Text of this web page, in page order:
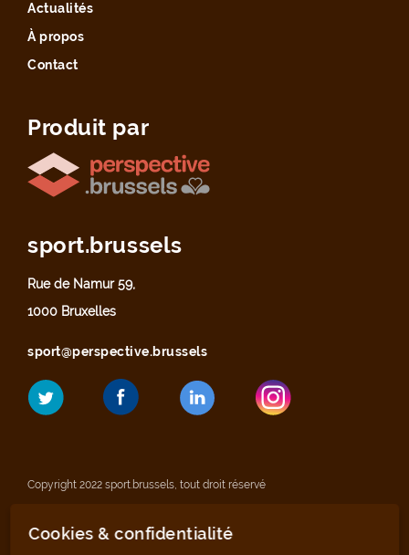
Actualités
À propos
Contact
Produit par
sport.brussels
Rue de Namur 59,
1000 Bruxelles
sport@perspective.brussels
Copyright 2022 sport.brussels, tout droit réservé
Mentions légales
Cookies & confidentialité